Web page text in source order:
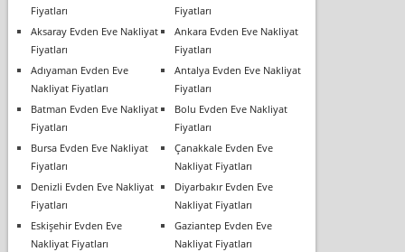
Fiyatları
Fiyatları
Aksaray Evden Eve Nakliyat
Fiyatları
Ankara Evden Eve Nakliyat
Fiyatları
Adıyaman Evden Eve
Nakliyat Fiyatları
Antalya Evden Eve Nakliyat
Fiyatları
Batman Evden Eve Nakliyat
Fiyatları
Bolu Evden Eve Nakliyat
Fiyatları
Bursa Evden Eve Nakliyat
Fiyatları
Çanakkale Evden Eve
Nakliyat Fiyatları
Denizli Evden Eve Nakliyat
Fiyatları
Diyarbakır Evden Eve
Nakliyat Fiyatları
Eskişehir Evden Eve
Nakliyat Fiyatları
Gaziantep Evden Eve
Nakliyat Fiyatları